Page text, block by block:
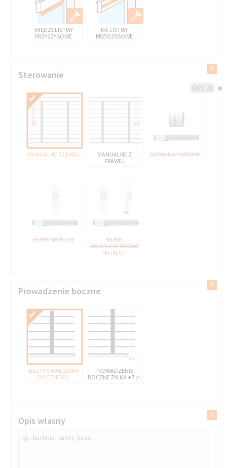
OPCJE
MIĘDZY LISTWY
PRZYSZYBOWE
NA LISTWY
PRZYSZYBOWE
Sterowanie
MANUALNE Z LEWEJ
MANUALNE Z
PRAWEJ
SILNIK NA PRZYCISK
SILNIK NA PILOT
SILNIK
AKUMULATOROWY
NA PILOT
Prowadzenie boczne
BEZ PROWADZENIA
BOCZNEGO
PROWADZENIE
BOCZNE ŻYŁKA +7 ZŁ
Opis własny